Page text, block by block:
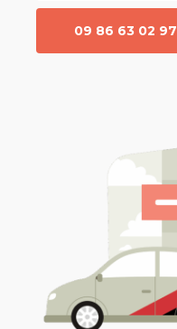
09 86 63 02 97